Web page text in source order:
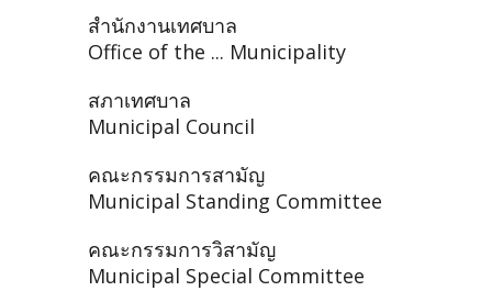
สำนักงานเทศบาล
Office of the ... Municipality
สภาเทศบาล
Municipal Council
คณะกรรมการสามัญ
Municipal Standing Committee
คณะกรรมการวิสามัญ
Municipal Special Committee